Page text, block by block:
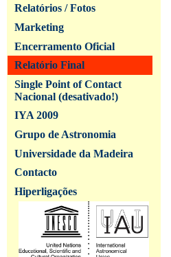
Relatórios / Fotos
Marketing
Encerramento Oficial
Relatório Final
Single Point of Contact
Nacional (desativado!)
IYA 2009
Grupo de Astronomia
Universidade da Madeira
Contacto
Hiperligações